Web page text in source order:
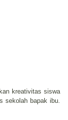
kreativitas siswa
sekolah bapak ibu.